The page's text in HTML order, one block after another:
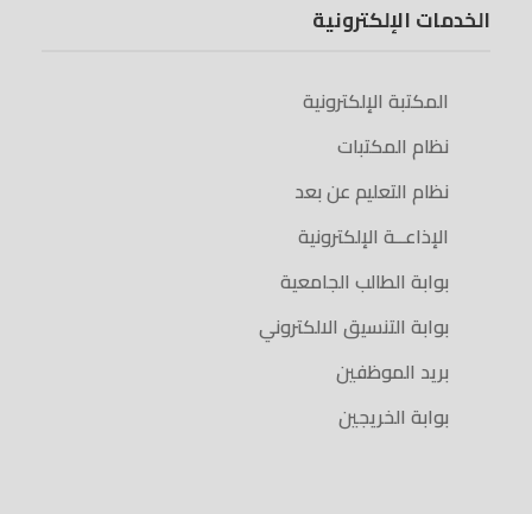
الخدمات الإلكترونية
المكتبة الإلكترونية
نظام المكتبات
نظام التعليم عن بعد
الإذاعــة الإلكترونية
بوابة الطالب الجامعية
بوابة التنسيق الالكتروني
بريد الموظفين
بوابة الخريجين